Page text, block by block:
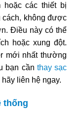
hoặc các thiết bị
cách, không được
Điều này có thể
hoặc xung đột.
mới nhất thường
bạn cần thay sạc
hãy liên hệ ngay.
thống